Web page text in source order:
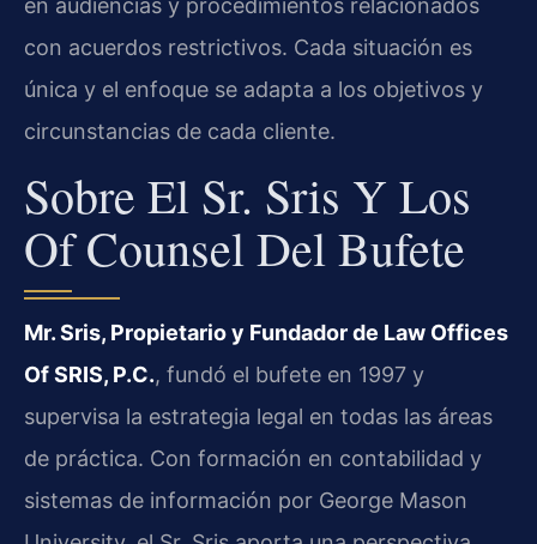
en audiencias y procedimientos relacionados
con acuerdos restrictivos. Cada situación es
única y el enfoque se adapta a los objetivos y
circunstancias de cada cliente.
Sobre El Sr. Sris Y Los
Of Counsel Del Bufete
Mr. Sris, Propietario y Fundador de Law Offices
Of SRIS, P.C., fundó el bufete en 1997 y
supervisa la estrategia legal en todas las áreas
de práctica. Con formación en contabilidad y
sistemas de información por George Mason